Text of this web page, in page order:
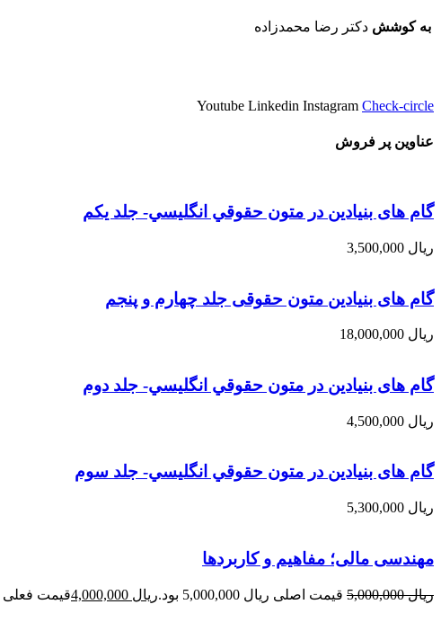
به كوشش دكتر رضا محمدزاده
Youtube Linkedin Instagram Check-circle
عناوین پر فروش
گام های بنیادین در متون حقوقي انگليسي- جلد يكم
ریال
گام های بنیادین متون حقوقی جلد چهارم و پنجم
ریال
گام های بنیادین در متون حقوقي انگليسي- جلد دوم
ریال
گام های بنیادین در متون حقوقي انگليسي- جلد سوم
ریال
مهندسی مالی؛ مفاهیم و کاربردها
ریال5,000,000 قیمت اصلی ریال 5,000,000 بود. ریال قیمت فعلی ریال